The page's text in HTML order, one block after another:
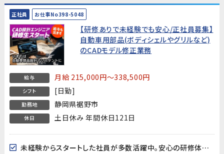
正社員 お仕事No398-5048
【研修ありで未経験でも安心/正社員募集】
自動車用部品(ボディシェルやグリルなど)
のCADモデル修正業務
給与 月給 215,000円～338,500円
シフト [日勤]
勤務地 静岡県裾野市
休日 土日休み 年間休日121日
未経験からスタートした社員が多数活躍中。安心の研修体制と手厚いフォローで、ゼロからでも着実にスキルが身につきます。